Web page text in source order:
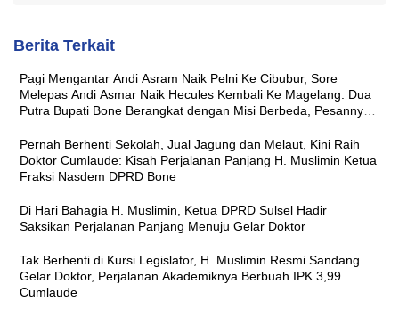
Berita Terkait
Pagi Mengantar Andi Asram Naik Pelni Ke Cibubur, Sore
Melepas Andi Asmar Naik Hecules Kembali Ke Magelang: Dua
Putra Bupati Bone Berangkat dengan Misi Berbeda, Pesannya
Pernah Berhenti Sekolah, Jual Jagung dan Melaut, Kini Raih
Doktor Cumlaude: Kisah Perjalanan Panjang H. Muslimin Ketua
Fraksi Nasdem DPRD Bone
Di Hari Bahagia H. Muslimin, Ketua DPRD Sulsel Hadir
Saksikan Perjalanan Panjang Menuju Gelar Doktor
Tak Berhenti di Kursi Legislator, H. Muslimin Resmi Sandang
Gelar Doktor, Perjalanan Akademiknya Berbuah IPK 3,99
Cumlaude